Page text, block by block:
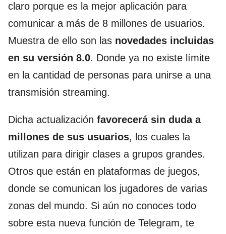
claro porque es la mejor aplicación para
comunicar a más de 8 millones de usuarios.
Muestra de ello son las novedades incluidas
en su versión 8.0. Donde ya no existe límite
en la cantidad de personas para unirse a una
transmisión streaming.
Dicha actualización favorecerá sin duda a
millones de sus usuarios, los cuales la
utilizan para dirigir clases a grupos grandes.
Otros que están en plataformas de juegos,
donde se comunican los jugadores de varias
zonas del mundo. Si aún no conoces todo
sobre esta nueva función de Telegram, te